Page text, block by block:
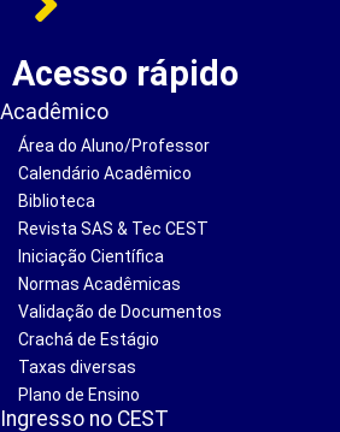
Acesso rápido
Acadêmico
Área do Aluno/Professor
Calendário Acadêmico
Biblioteca
Revista SAS & Tec CEST
Iniciação Científica
Normas Acadêmicas
Validação de Documentos
Crachá de Estágio
Taxas diversas
Plano de Ensino
Ingresso no CEST